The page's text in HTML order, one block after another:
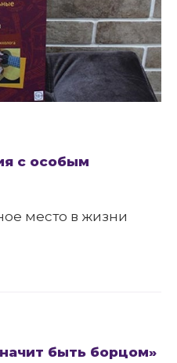
с особым
место в жизни
быть борцом»